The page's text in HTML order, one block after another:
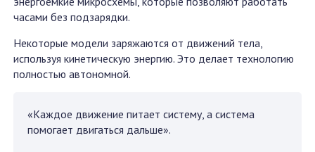
часами без подзарядки.
Некоторые модели заряжаются от движений тела,
используя кинетическую энергию. Это делает технологию
полностью автономной.
«Каждое движение питает систему, а система
помогает двигаться дальше».